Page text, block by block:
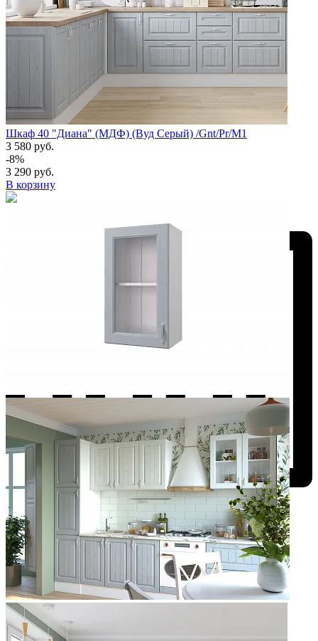
Шкаф 40 "Диана" (МДФ) (Вуд Серый) /Gnt/Pr/М1
3 580 руб.
-8%
3 290 руб.
В корзину
Добавить к сравнению